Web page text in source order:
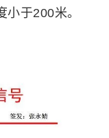
于200米。